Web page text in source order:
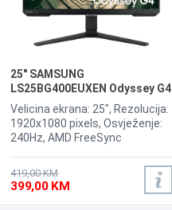
25" SAMSUNG
LS25BG400EUXEN Odyssey G4
240Hz Display
Velicina ekrana: 25", Rezolucija:
1920x1080 pixels, Osvježenje:
240Hz, AMD FreeSync
Vrijeme odziva: 1ms, Priključci:
2xHDMI, Displayport
419,00 KM
399,00 KM